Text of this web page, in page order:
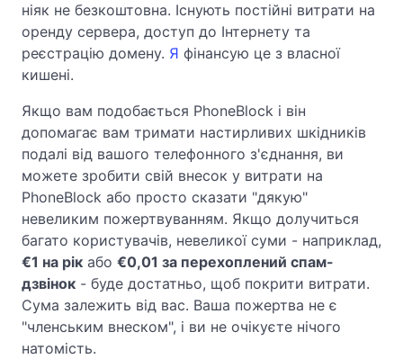
ніяк не безкоштовна. Існують постійні витрати на
оренду сервера, доступ до Інтернету та
реєстрацію домену. Я фінансую це з власної
кишені.
Якщо вам подобається PhoneBlock і він
допомагає вам тримати настирливих шкідників
подалі від вашого телефонного з'єднання, ви
можете зробити свій внесок у витрати на
PhoneBlock або просто сказати "дякую"
невеликим пожертвуванням. Якщо долучиться
багато користувачів, невеликої суми - наприклад,
€1 на рік або €0,01 за перехоплений спам-
дзвінок - буде достатньо, щоб покрити витрати.
Сума залежить від вас. Ваша пожертва не є
"членським внеском", і ви не очікуєте нічого
натомість.